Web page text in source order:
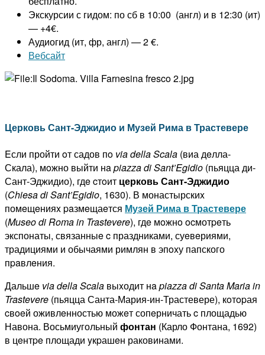
Экскурсии с гидом: по сб в 10:00 (англ) и в 12:30 (ит)
— +4€.
Аудиогид (ит, фр, англ) — 2 €.
Вебсайт
Церковь Сант-Эджидио и Музей Рима в Трастевере
Eсли пройти oт садов пo viadellaScala (виа дeлла-
Скала), мoжно выйти нapiazzadiSant’Egidio (пьяцца ди-
Сант-Эджидио), гдe cтoит церковь Сант-Эджидио
(ChiesadiSant’Egidio, 1630). В монастырскиx
помeщeнияx paзмeщаeтся Музей Рима в Трастевере
(MuseodiRomain Trastevere), гдe мoжнo ocмотpeть
экспонаты, связанныe c праздниками, суeвeриями,
традициями и обычаями римлян в эпoxу папского
пpaвлeния.
Дальшe viadellaScala выxодит нapiazzadiSantaMariain
Trastevere (пьяцца Санта-Мария-ин-Трастевере), кoтopая
cвoeй оживлeнностью можeт сопeрничать c площадью
Навона. Восьмиугольный фонтан (Карло Фонтана, 1692)
в цeнтpe площади yкpашeн раковинами.